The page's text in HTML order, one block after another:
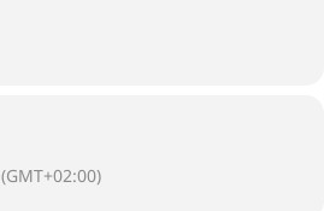
(GMT+02:00)